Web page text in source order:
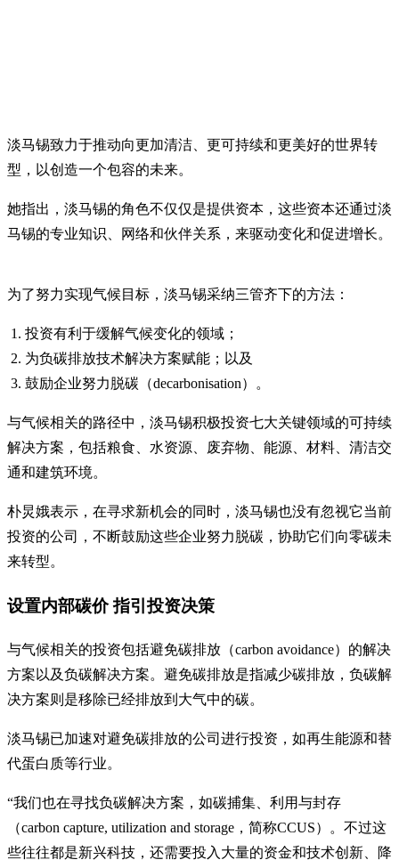
淡马锡致力于推动向更加清洁、更可持续和更美好的世界转
型，以创造一个包容的未来。
她指出，淡马锡的角色不仅仅是提供资本，这些资本还通过淡
马锡的专业知识、网络和伙伴关系，来驱动变化和促进增长。
为了努力实现气候目标，淡马锡采纳三管齐下的方法：
投资有利于缓解气候变化的领域；
为负碳排放技术解决方案赋能；以及
鼓励企业努力脱碳（decarbonisation）。
与气候相关的路径中，淡马锡积极投资七大关键领域的可持续
解决方案，包括粮食、水资源、废弃物、能源、材料、清洁交
通和建筑环境。
朴炅娥表示，在寻求新机会的同时，淡马锡也没有忽视它当前
投资的公司，不断鼓励这些企业努力脱碳，协助它们向零碳未
来转型。
设置内部碳价 指引投资决策
与气候相关的投资包括避免碳排放（carbon avoidance）的解决
方案以及负碳解决方案。避免碳排放是指减少碳排放，负碳解
决方案则是移除已经排放到大气中的碳。
淡马锡已加速对避免碳排放的公司进行投资，如再生能源和替
代蛋白质等行业。
“我们也在寻找负碳解决方案，如碳捕集、利用与封存
（carbon capture, utilization and storage，简称CCUS）。不过这
些往往都是新兴科技，还需要投入大量的资金和技术创新、降